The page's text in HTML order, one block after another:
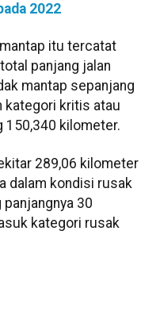
2022
itu tercatat
panjang jalan
mantap sepanjang
kategori kritis atau
150,340 kilometer.
289,06 kilometer
dalam kondisi rusak
panjangnya 30
kategori rusak